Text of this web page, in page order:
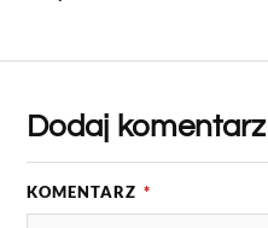
Dodaj komentarz
KOMENTARZ *